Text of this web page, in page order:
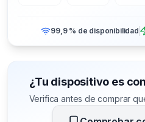
99,9 % de disponibilidad
¿Tu dispositivo es
Verifica antes de comprar